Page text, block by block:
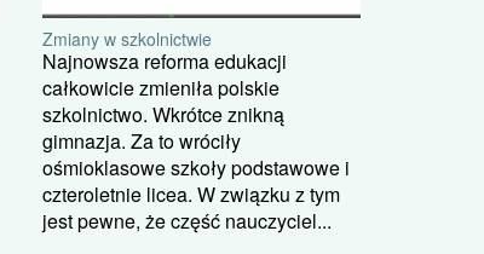
Zmiany w szkolnictwie
Najnowsza reforma edukacji
całkowicie zmieniła polskie
szkolnictwo. Wkrótce znikną
gimnazja. Za to wróciły
ośmioklasowe szkoły podstawowe i
czteroletnie licea. W związku z tym
jest pewne, że część nauczyciel...